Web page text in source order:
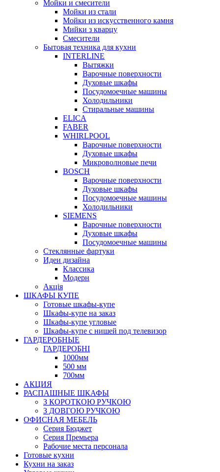
Мойки и смесители
Мойки из стали
Мойки из искусственного камня
Мийки з кварцу
Смесители
Бытовая техника для кухни
INTERLINE
Вытяжки
Варочные поверхности
Духовые шкафы
Посудомоечные машины
Холодильники
Стиральные машины
ELICA
FABER
WHIRLPOOL
Варочные поверхности
Духовые шкафы
Микроволновые печи
BOSCH
Варочные поверхности
Духовые шкафы
Посудомоечные машины
Холодильники
SIEMENS
Варочные поверхности
Духовые шкафы
Посудомоечные машины
Стеклянные фартуки
Идеи дизайна
Класcика
Модерн
Акція
ШКАФЫ КУПЕ
Готовые шкафы-купе
Шкафы-купе на заказ
Шкафы-купе угловые
Шкафы-купе с нишей под телевизор
ГАРДЕРОБНЫЕ
ГАРДЕРОБНІ
1000мм
500 мм
700мм
АКЦИЯ
РАСПАШНЫЕ ШКАФЫ
З КОРОТКОЮ РУЧКОЮ
З ДОВГОЮ РУЧКОЮ
ОФИСНАЯ МЕБЕЛЬ
Серия Бюджет
Серия Премьера
Рабочие места персонала
Готовые кухни
Кухни на заказ